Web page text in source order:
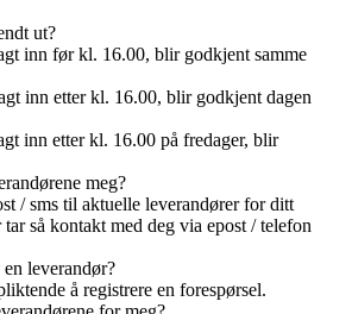
ut?
inn før kl. 16.00, blir godkjent samme
inn etter kl. 16.00, blir godkjent dagen
inn etter kl. 16.00 på fredager, blir
meg?
/ sms til aktuelle leverandører for ditt
så kontakt med deg via epost / telefon
leverandør?
å registrere en forespørsel.